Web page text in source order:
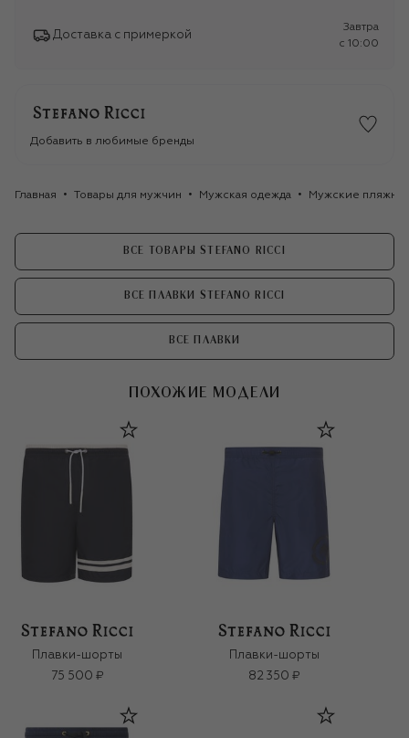
Доставка с примеркой
Завтра
c 10:00
Добавить в любимые бренды
Главная Товары для мужчин Мужская одежда Мужские
ВСЕ ТОВАРЫ STEFANO RICCI
ВСЕ ПЛАВКИ STEFANO RICCI
ВСЕ ПЛАВКИ
ПОХОЖИЕ МОДЕЛИ
Плавки-шорты
75 500 ₽
Плавки-шорты
82 350 ₽